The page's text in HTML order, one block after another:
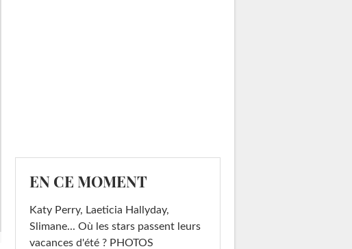
EN CE MOMENT
Katy Perry, Laeticia Hallyday,
Slimane... Où les stars passent leurs
vacances d'été ? PHOTOS